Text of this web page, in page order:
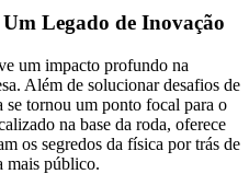
Legado de Inovação
um impacto profundo na
Além de solucionar desafios de
se tornou um ponto focal para o
na base da roda, oferece
os segredos da física por trás de
mais público.